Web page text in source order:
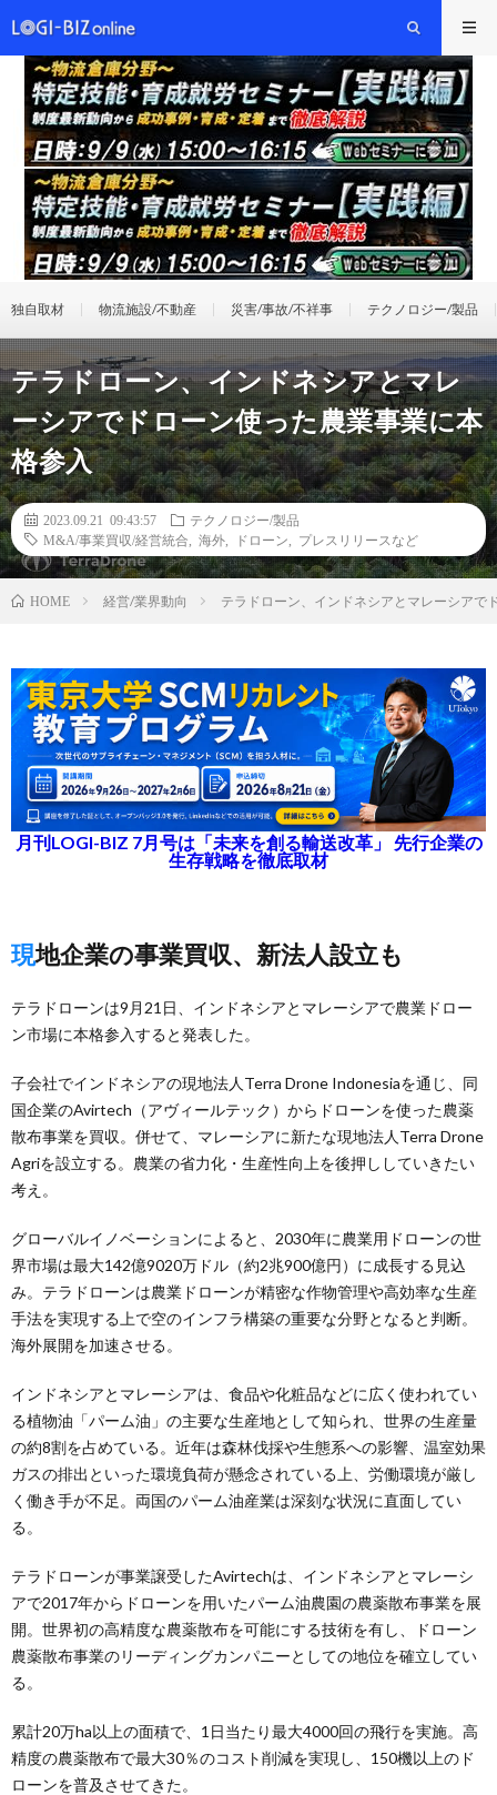
独自取材 物流施設/不動産 災害/事故/不祥事 テクノロジー/製品
テラドローン、インドネシアとマレ
ーシアでドローン使った農業事業に本
格参入
2023.09.21 09:43:57
テクノロジー/製品
M&A/事業買収/経営統合
海外 ドローン プレスリリースなど
HOME 経営/業界動向 テラドローン、インドネシアとマレーシアで
月刊LOGI-BIZ 7月号は「未来を創る輸送改革」 先行企業の
生存戦略を徹底取材
現地企業の事業買収、新法人設立も
テラドローンは9月21日、インドネシアとマレーシアで農業ドロー
ン市場に本格参入すると発表した。
子会社でインドネシアの現地法人Terra Drone Indonesiaを通じ、同
国企業のAvirtech（アヴィールテック）からドローンを使った農薬
散布事業を買収。併せて、マレーシアに新たな現地法人Terra Drone
Agriを設立する。農業の省力化・生産性向上を後押ししていきたい
考え。
グローバルイノベーションによると、2030年に農業用ドローンの世
界市場は最大142億9020万ドル（約2兆900億円）に成長する見込
み。テラドローンは農業ドローンが精密な作物管理や高効率な生産
手法を実現する上で空のインフラ構築の重要な分野となると判断。
海外展開を加速させる。
インドネシアとマレーシアは、食品や化粧品などに広く使われてい
る植物油「パーム油」の主要な生産地として知られ、世界の生産量
の約8割を占めている。近年は森林伐採や生態系への影響、温室効果
ガスの排出といった環境負荷が懸念されている上、労働環境が厳し
く働き手が不足。両国のパーム油産業は深刻な状況に直面してい
る。
テラドローンが事業譲受したAvirtechは、インドネシアとマレーシ
アで2017年からドローンを用いたパーム油農園の農薬散布事業を展
開。世界初の高精度な農薬散布を可能にする技術を有し、ドローン
農薬散布事業のリーディングカンパニーとしての地位を確立してい
る。
累計20万ha以上の面積で、1日当たり最大4000回の飛行を実施。高
精度の農薬散布で最大30％のコスト削減を実現し、150機以上のド
ローンを普及させてきた。